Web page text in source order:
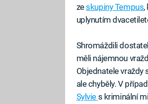
zeskupiny Tempus,
uplynutím
Shromáždili
měli nájemnou
Objednatele vraždy
ale chyběly. V
Sylvie s kriminální